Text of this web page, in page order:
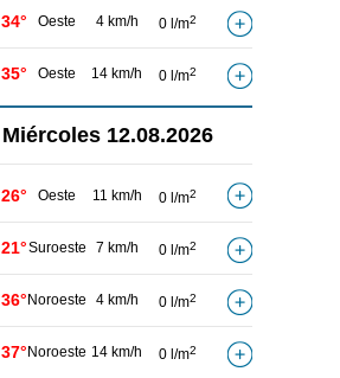
34° Oeste 4 km/h 0 l/m2
35° Oeste 14 km/h 0 l/m2
Miércoles 12.08.2026
26° Oeste 11 km/h 0 l/m2
21°Suroeste 7 km/h 0 l/m2
36° Noroeste 4 km/h 0 l/m2
37° Noroeste 14 km/h 0 l/m2